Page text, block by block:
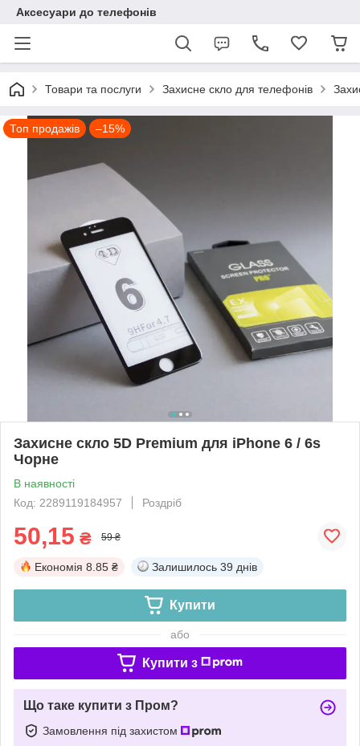
Аксесуари до телефонів
Товари та послуги Захисне скло для телефонів
Топ продажів –15%
Захисне скло 5D Premium для iPhone 6 / 6s
Чорне
В наявності
Код: 2289119184957
Роздріб
50,15 ₴ 59 ₴
Економія 8.85 ₴ Залишилось 39 днів
Купити
або
Купити з
Що таке купити з Пром?
Замовлення під захистом